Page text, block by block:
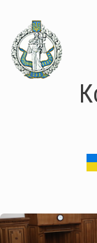
основного
матеріалу